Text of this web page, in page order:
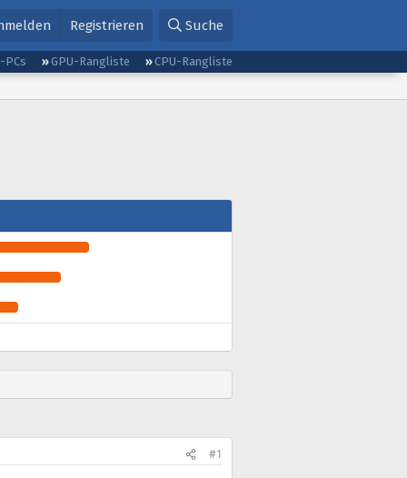
Registrieren Suche
PCs GPU-Rangliste CPU-Rangliste
#1